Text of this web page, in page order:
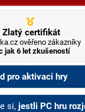
Zlatý certifikát
ověřeno zákazníky
jak 6 let zkušeností
pro aktivaci hry
si, jestli PC hru